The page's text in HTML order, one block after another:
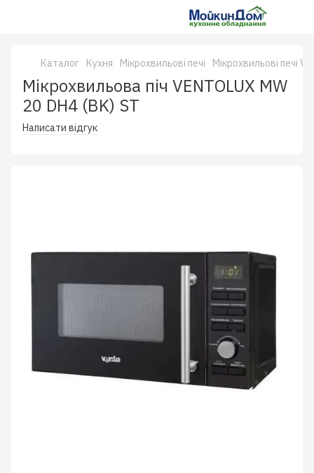
Каталог Кухня Мікрохвильові печі Мікрохвильові печі
Мікрохвильова піч VENTOLUX MW
20 DH4 (BK) ST
Написати відгук